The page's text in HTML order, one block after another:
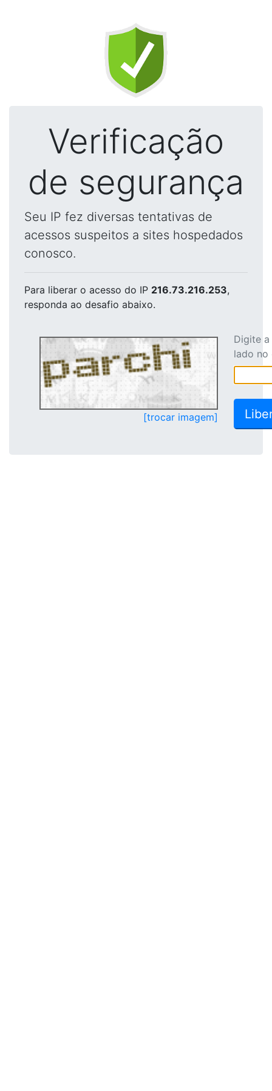
Verificação
de segurança
Seu IP fez diversas tentativas de
acessos suspeitos a sites hospedados
conosco.
Para liberar o acesso do IP 216.73.216.253,
responda ao desafio abaixo.
[trocar imagem]
Digite
lado no